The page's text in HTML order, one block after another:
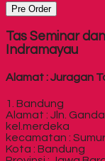
Pre Order
Tas Seminar
Indramayau
Alamat : Juragan
1. Bandung
Alamat : Jln.
kel.merdeka
kecamatan :
Kota : Bandung